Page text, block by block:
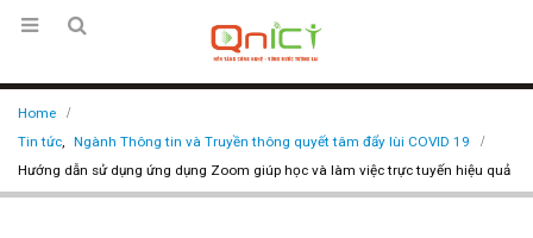
Home
Tin tức
Ngành Thông tin và Truyền thông quyết tâm đẩy lùi COVID 19
Hướng dẫn sử dụng ứng dụng Zoom giúp học và làm việc trực tuyến hiệu quả